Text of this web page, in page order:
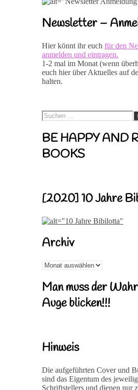
Newsletter –
Hier könnt ihr euch für den
anmelden und eintragen.
1-2 mal im Monat (wenn
euch hier über Aktuelles auf
halten.
BE HAPPY AND
BOOKS
[2020] 10 Jahre
Archiv
Archiv
Man muss der
Auge blicken!!!
Hinweis
Die aufgeführten Cover und
sind das Eigentum des
Schriftstellers und dienen nur